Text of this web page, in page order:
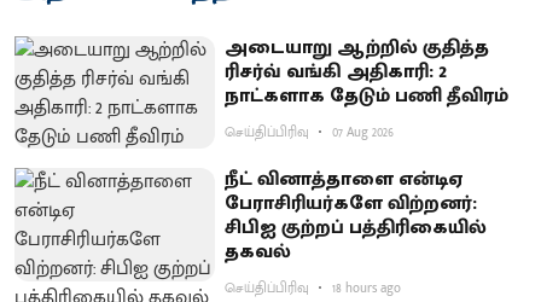
அடையாறு ஆற்றில் குதித்த
ரிசர்வ் வங்கி அதிகாரி: 2
நாட்களாக தேடும் பணி தீவிரம்
செய்திப்பிரிவு 07 Aug 2026
நீட் வினாத்தாளை என்டிஏ
பேராசிரியர்களே விற்றனர்:
சிபிஐ குற்றப் பத்திரிகையில்
தகவல்
செய்திப்பிரிவு 18 hours ago